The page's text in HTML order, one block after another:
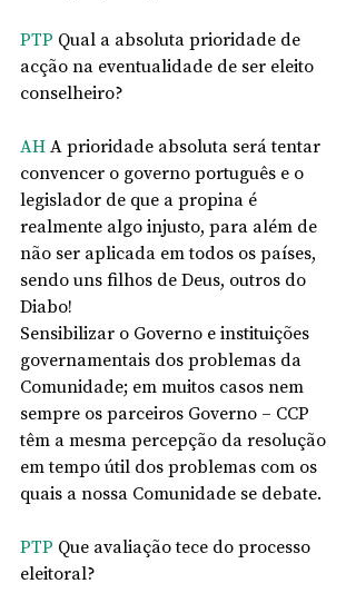
PTP Qual a absoluta prioridade de
acção na eventualidade de ser eleito
conselheiro?
AH A prioridade absoluta será tentar
convencer o governo português e o
legislador de que a propina é
realmente algo injusto, para além de
não ser aplicada em todos os países,
sendo uns filhos de Deus, outros do
Diabo!
Sensibilizar o Governo e instituições
governamentais dos problemas da
Comunidade; em muitos casos nem
sempre os parceiros Governo – CCP
têm a mesma percepção da resolução
em tempo útil dos problemas com os
quais a nossa Comunidade se debate.
PTP Que avaliação tece do processo
eleitoral?